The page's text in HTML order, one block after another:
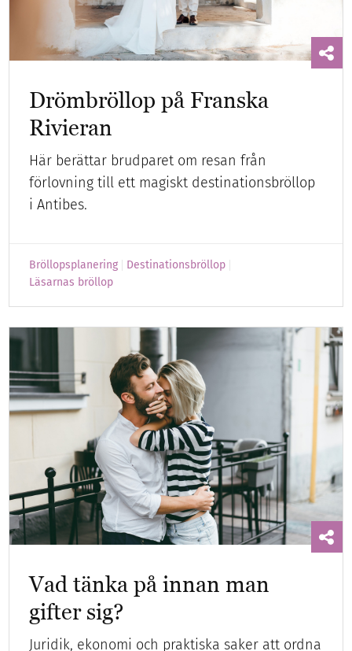
Drömbröllop på Franska
Rivieran
Här berättar brudparet om resan från
förlovning till ett magiskt destinationsbröllop
i Antibes.
Bröllopsplanering
Destinationsbröllop
Läsarnas bröllop
Vad tänka på innan man
gifter sig?
Juridik, ekonomi och praktiska saker att ordna